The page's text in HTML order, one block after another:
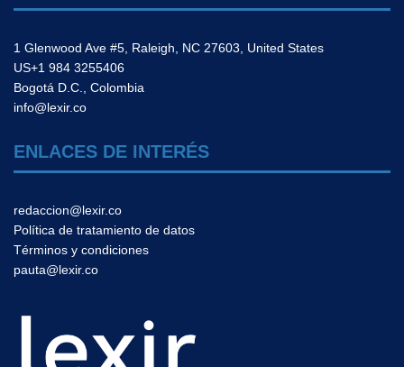
1 Glenwood Ave #5, Raleigh, NC 27603, United States
US+1 984 3255406
Bogotá D.C., Colombia
info@lexir.co
ENLACES DE INTERÉS
redaccion@lexir.co
Política de tratamiento de datos
Términos y condiciones
pauta@lexir.co